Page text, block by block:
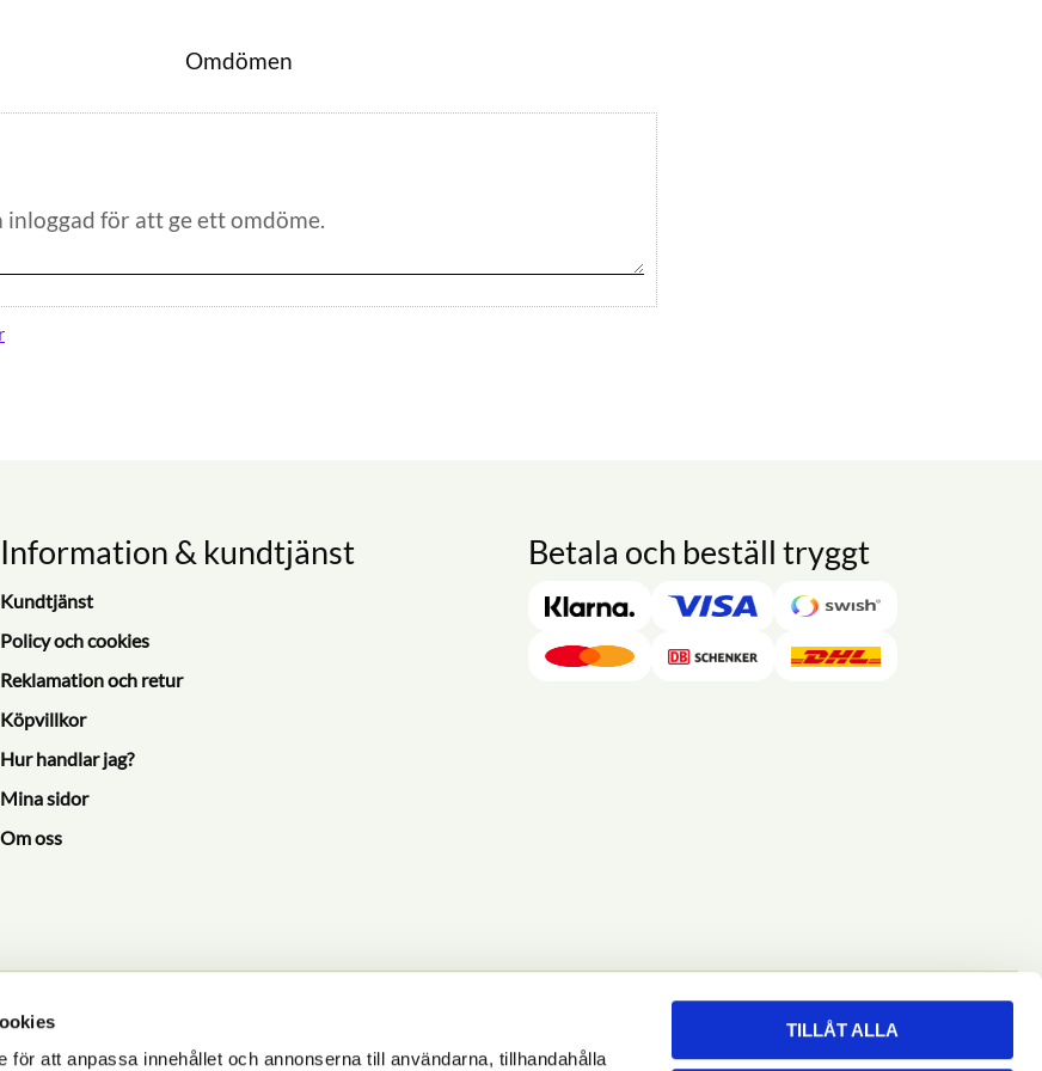
för att anpassa innehållet och annonserna till användarna, tillhandahålla
TILLÅT ALLA
Omdömen
Information & kundtjänst
Kundtjänst
Policy och cookies
Reklamation och retur
Köpvillkor
Hur handlar jag?
Mina sidor
Om oss
Betala och beställ tryggt